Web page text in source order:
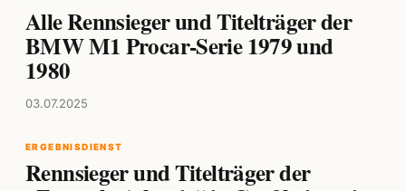
Alle Rennsieger und Titelträger der
BMW M1 Procar-Serie 1979 und
1980
03.07.2025
ERGEBNISDIENST
Rennsieger und Titelträger der